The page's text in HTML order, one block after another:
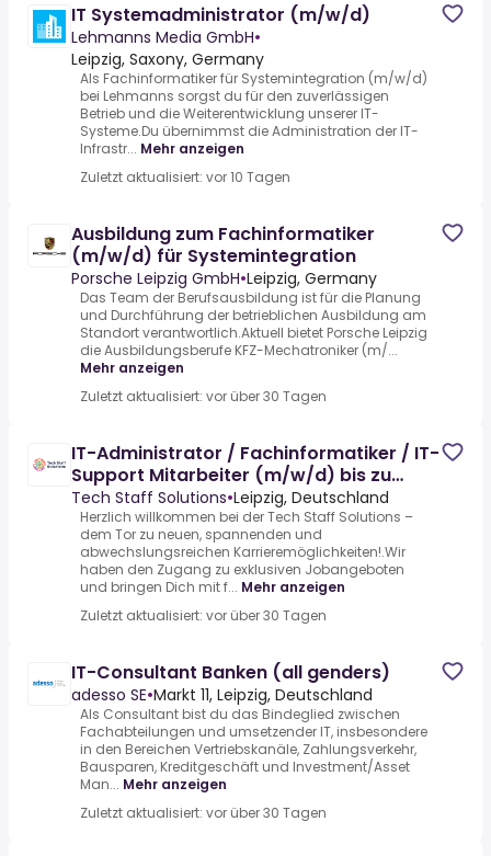
IT Systemadministrator (m/w/d)
Lehmanns Media GmbH•
Leipzig, Saxony, Germany
Als Fachinformatiker für Systemintegration (m/w/d)
bei Lehmanns sorgst du für den zuverlässigen
Betrieb und die Weiterentwicklung unserer IT-
Systeme.Du übernimmst die Administration der IT-
Infrastr... Mehr anzeigen
Zuletzt aktualisiert: vor 10 Tagen
Ausbildung zum Fachinformatiker
(m/w/d) für Systemintegration
Porsche Leipzig GmbH•Leipzig, Germany
Das Team der Berufsausbildung ist für die Planung
und Durchführung der betrieblichen Ausbildung am
Standort verantwortlich.Aktuell bietet Porsche Leipzig
die Ausbildungsberufe KFZ-Mechatroniker (m/...
Mehr anzeigen
Zuletzt aktualisiert: vor über 30 Tagen
IT-Administrator / Fachinformatiker / IT-
Support Mitarbeiter (m/w/d) bis zu
7.000€ brutto
Tech Staff Solutions•Leipzig, Deutschland
Herzlich willkommen bei der Tech Staff Solutions –
dem Tor zu neuen, spannenden und
abwechslungsreichen Karrieremöglichkeiten!.Wir
haben den Zugang zu exklusiven Jobangeboten
und bringen Dich mit f... Mehr anzeigen
Zuletzt aktualisiert: vor über 30 Tagen
IT-Consultant Banken (all genders)
adesso SE•Markt 11, Leipzig, Deutschland
Als Consultant bist du das Bindeglied zwischen
Fachabteilungen und umsetzender IT, insbesondere
in den Bereichen Vertriebskanäle, Zahlungsverkehr,
Bausparen, Kreditgeschäft und Investment/Asset
Man... Mehr anzeigen
Zuletzt aktualisiert: vor über 30 Tagen